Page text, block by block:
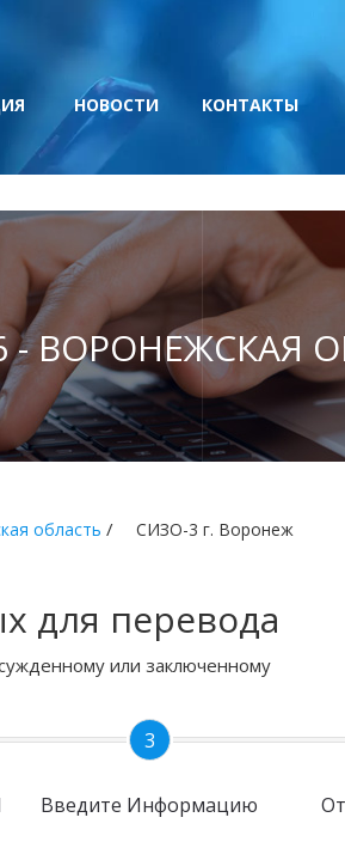
НОВОСТИ КОНТАКТЫ
- ВОРОНЕЖСКАЯ
область / СИЗО-3 г. Воронеж
для перевода
или заключенному
3
Введите Информацию